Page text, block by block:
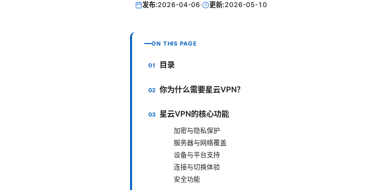
发布:2026-04-06· 更新:2026-05-10
ON THIS PAGE
目录
你为什么需要星云VPN？
星云VPN的核心功能
加密与隐私保护
服务器与网络覆盖
设备与平台支持
连接与切换体验
安全功能